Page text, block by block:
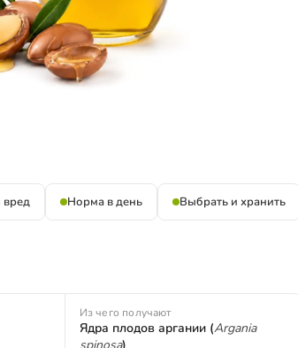
вред Норма в день Выбрать и хранить
Из чего получают
Ядра плодов аргании (Argania